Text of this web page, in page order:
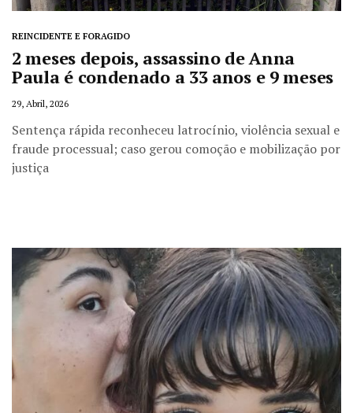
REINCIDENTE E FORAGIDO
2 meses depois, assassino de Anna
Paula é condenado a 33 anos e 9 meses
29, Abril, 2026
Sentença rápida reconheceu latrocínio, violência sexual e
fraude processual; caso gerou comoção e mobilização por
justiça